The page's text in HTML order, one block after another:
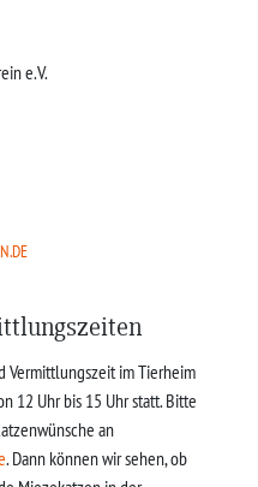
e.V.
Vermittlungszeit im Tierheim
12 Uhr bis 15 Uhr statt. Bitte
an
. Dann können wir sehen, ob